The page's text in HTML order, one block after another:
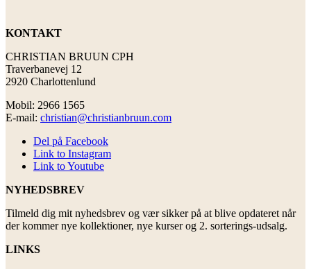
KONTAKT
CHRISTIAN BRUUN CPH
Traverbanevej 12
2920 Charlottenlund
Mobil: 2966 1565
E-mail: christian@christianbruun.com
Del på Facebook
Link to Instagram
Link to Youtube
NYHEDSBREV
Tilmeld dig mit nyhedsbrev og vær sikker på at blive opdateret når
der kommer nye kollektioner, nye kurser og 2. sorterings-udsalg.
LINKS